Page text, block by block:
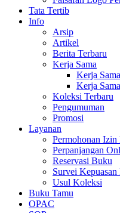
Tata Tertib
Info
Arsip
Artikel
Berita Terbaru
Kerja Sama
Kerja
Kerja
Koleksi Terbaru
Pengumuman
Promosi
Layanan
Permohonan Izin
Perpanjangan
Reservasi Buku
Survei Kepuasan
Usul Koleksi
Buku Tamu
OPAC